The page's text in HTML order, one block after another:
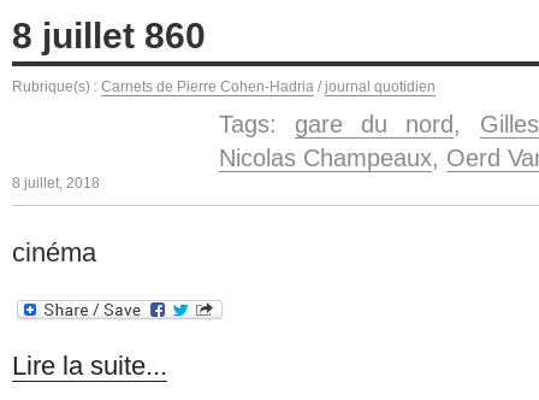
8 juillet 860
Rubrique(s) : Carnets de Pierre Cohen-Hadria / journal quotidien
Tags: gare du nord ,
Nicolas Champeaux, Oerd
8 juillet, 2018
cinéma
Lire la suite...